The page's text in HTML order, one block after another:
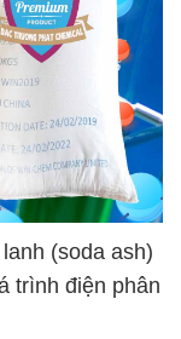
(soda ash)
trình điện phân